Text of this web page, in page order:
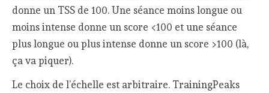
donne un TSS de 100. Une séance moins longue ou
moins intense donne un score <100 et une séance
plus longue ou plus intense donne un score >100 (là,
ça va piquer).
Le choix de l’échelle est arbitraire. TrainingPeaks